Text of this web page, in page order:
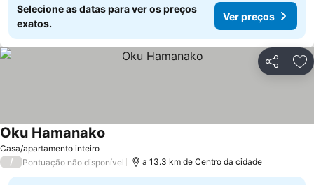
Selecione as datas para ver os preços
exatos.
Ver preços
Partilhar
Casa/apartamento inteiro
Oku Hamanako
/ Pontuação não disponível a 13.3 km de Centro da cidade